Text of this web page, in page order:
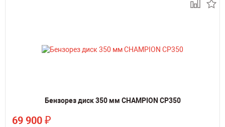
Бензорез диск 350 мм CHAMPION CP350
69 900 ₽